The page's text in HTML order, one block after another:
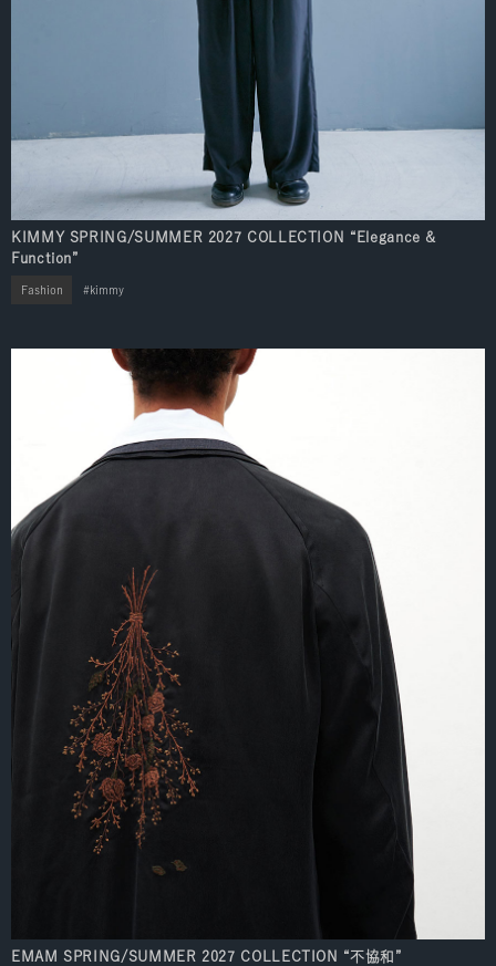
KIMMY SPRING/SUMMER 2027 COLLECTION “Elegance &
Function”
Fashion kimmy
EMAM SPRING/SUMMER 2027 COLLECTION “不協和”